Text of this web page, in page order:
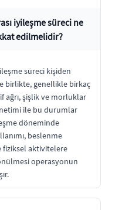
iyileşme süreci ne
edilmelidir?
süreci kişiden
birlikte, genellikle birkaç
ağrı, şişlik ve morluklar
ile bu durumlar
döneminde
beslenme
fiziksel aktivitelere
operasyonun